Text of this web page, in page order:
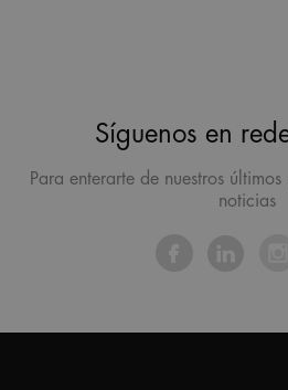
Síguenos en
Para enterarte de nuestros
noticias